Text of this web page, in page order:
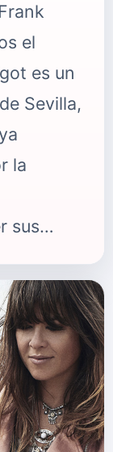
el
es un
Sevilla,
la
sus
lo largo
del